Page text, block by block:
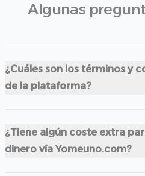
Algunas
¿Cuáles son los términos y
de la plataforma?
¿Tiene algún coste extra
dinero vía Yomeuno.com?